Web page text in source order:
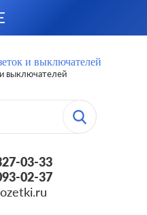
выключателей
03-33
02-37